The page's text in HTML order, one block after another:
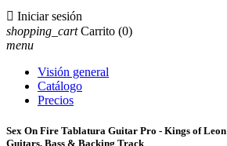
 Iniciar sesión
shopping_cart Carrito (0)
menu
Visión general
Catálogo
Precios
Sex On Fire Tablatura Guitar Pro - Kings of Leon
Guitars, Bass & Backing Track